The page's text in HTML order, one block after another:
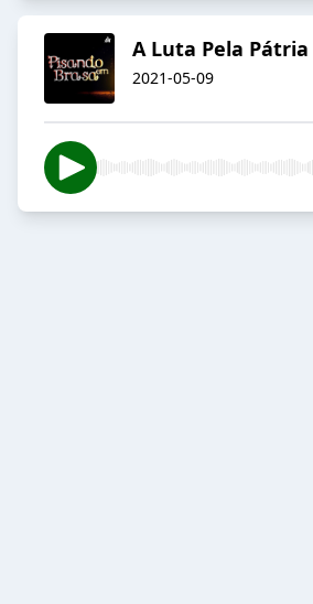
A Luta Pela
2021-05-09